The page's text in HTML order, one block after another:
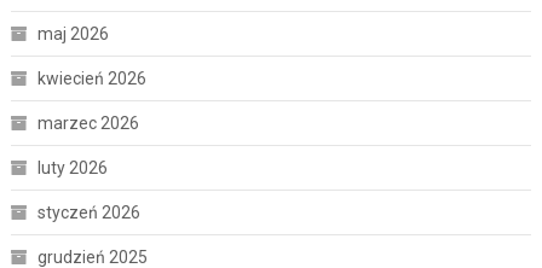
maj 2026
kwiecień 2026
marzec 2026
luty 2026
styczeń 2026
grudzień 2025